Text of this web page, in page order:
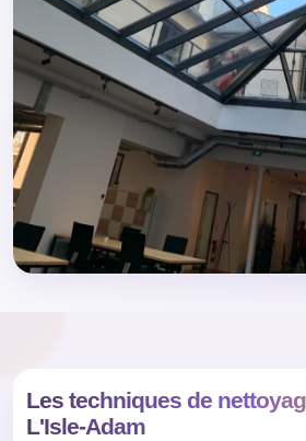
Les techniques de
L'Isle-Adam